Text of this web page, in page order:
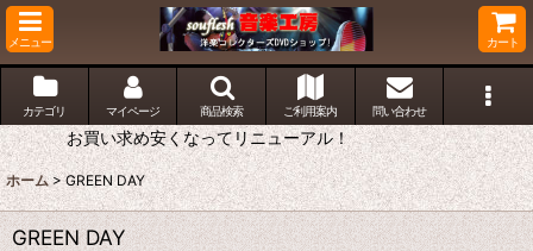
メニュー カート
カテゴリ マイページ 商品検索 ご利用案内 問い合わせ
お買い求め安くなってリニューアル！
ホーム > GREEN DAY
GREEN DAY